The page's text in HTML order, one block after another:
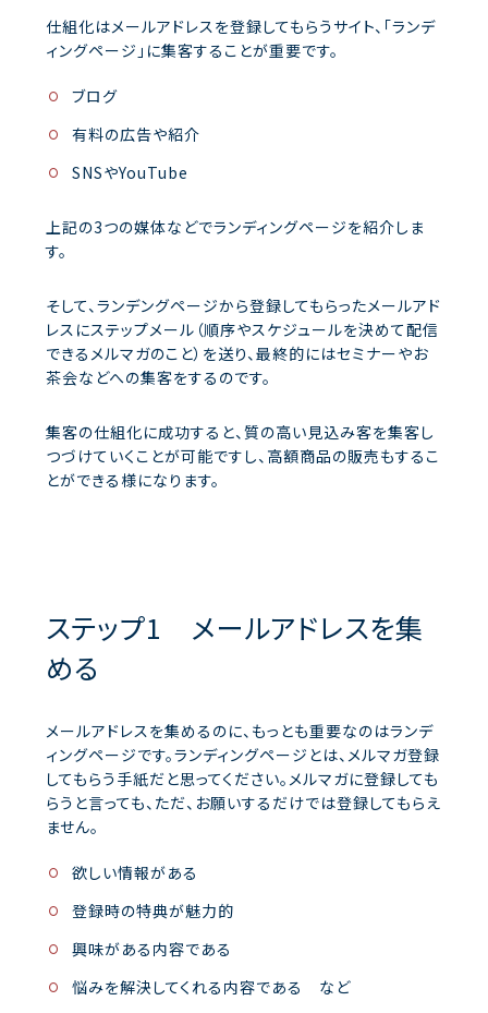
仕組化はメールアドレスを登録してもらうサイト、「ランデ
ィングページ」に集客することが重要です。
ブログ
有料の広告や紹介
SNSやYouTube
上記の3つの媒体などでランディングページを紹介しま
す。
そして、ランデングページから登録してもらったメールアド
レスにステップメール（順序やスケジュールを決めて配信
できるメルマガのこと）を送り、最終的にはセミナーやお
茶会などへの集客をするのです。
集客の仕組化に成功すると、質の高い見込み客を集客し
つづけていくことが可能ですし、高額商品の販売もするこ
とができる様になります。
ステップ1 メールアドレスを集
める
メールアドレスを集めるのに、もっとも重要なのはランデ
ィングページです。ランディングページとは、メルマガ登録
してもらう手紙だと思ってください。メルマガに登録しても
らうと言っても、ただ、お願いするだけでは登録してもらえ
ません。
欲しい情報がある
登録時の特典が魅力的
興味がある内容である
悩みを解決してくれる内容である など